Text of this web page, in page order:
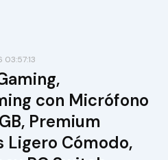
con Micrófono
Premium
Ligero Cómodo,